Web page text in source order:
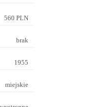
560 PLN
brak
1955
miejskie